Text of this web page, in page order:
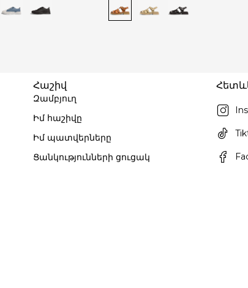
Հաշիվ
Զամբյուղ
Իմ հաշիվը
Իմ պատվերները
Ցանկությունների ցուցակ